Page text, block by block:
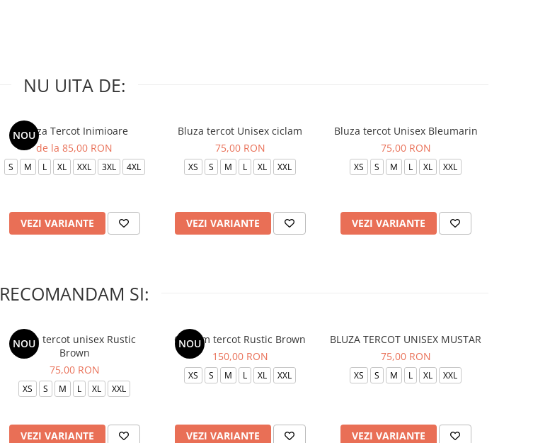
NU UITA DE:
NOU
Bluza Tercot Inimioare
de la 85,00 RON
S M L XL XXL 3XL 4XL
VEZI VARIANTE
Bluza tercot Unisex ciclam
75,00 RON
XS S M L XL XXL
VEZI VARIANTE
Bluza tercot Unisex Bleumarin
75,00 RON
XS S M L XL XXL
VEZI VARIANTE
RECOMANDAM SI:
NOU
Bluza tercot unisex Rustic
Brown
75,00 RON
XS S M L XL XXL
VEZI VARIANTE
NOU
Costum tercot Rustic Brown
150,00 RON
XS S M L XL XXL
VEZI VARIANTE
BLUZA TERCOT UNISEX MUSTAR
75,00 RON
XS S M L XL XXL
VEZI VARIANTE